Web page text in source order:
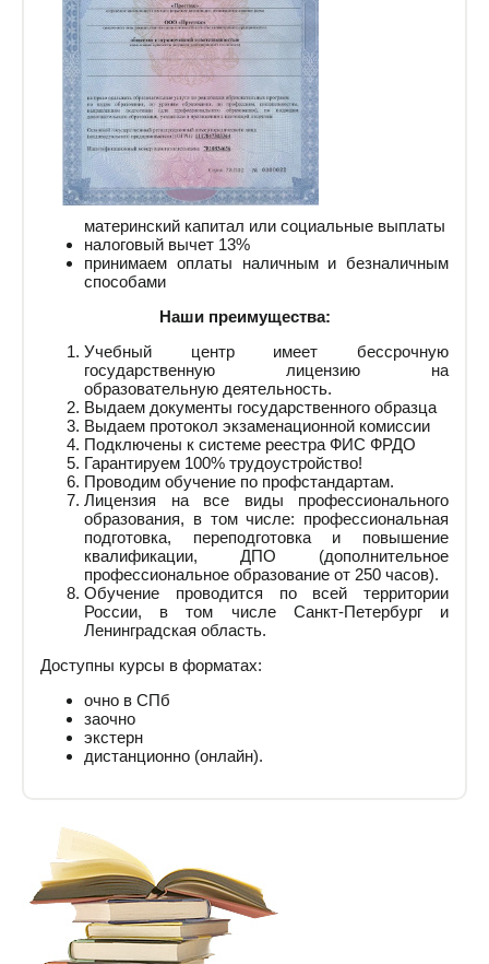
материнский капитал или социальные выплаты
налоговый вычет 13%
принимаем оплаты наличным и безналичным
способами
Наши преимущества:
Учебный центр имеет бессрочную
государственную лицензию на
образовательную деятельность.
Выдаем документы государственного образца
Выдаем протокол экзаменационной комиссии
Подключены к системе реестра ФИС ФРДО
Гарантируем 100% трудоустройство!
Проводим обучение по профстандартам.
Лицензия на все виды профессионального
образования, в том числе: профессиональная
подготовка, переподготовка и повышение
квалификации, ДПО (дополнительное
профессиональное образование от 250 часов).
Обучение проводится по всей территории
России, в том числе Санкт-Петербург и
Ленинградская область.
Доступны курсы в форматах:
очно в СПб
заочно
экстерн
дистанционно (онлайн).